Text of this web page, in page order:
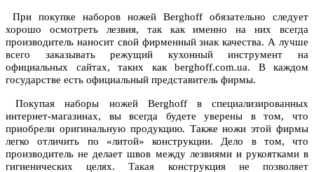
При покупке наборов ножей Berghoff обязательно следует
хорошо осмотреть лезвия, так как именно на них всегда
производитель наносит свой фирменный знак качества. А лучше
всего заказывать режущий кухонный инструмент на
официальных сайтах, таких как berghoff.com.ua. В каждом
государстве есть официальный представитель фирмы.
Покупая наборы ножей Berghoff в специализированных
интернет-магазинах, вы всегда будете уверены в том, что
приобрели оригинальную продукцию. Также ножи этой фирмы
легко отличить по «литой» конструкции. Дело в том, что
производитель не делает швов между лезвиями и рукоятками в
гигиенических целях. Такая конструкция не позволяет